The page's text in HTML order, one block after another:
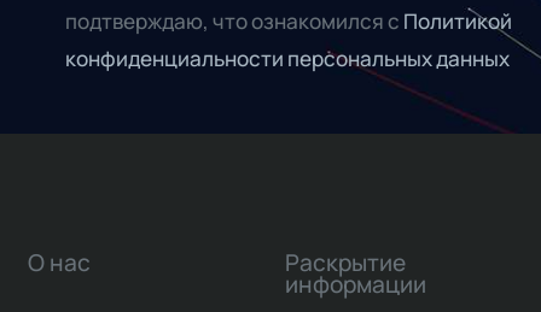
подтверждаю, что ознакомился с Политикой
конфиденциальности персональных данных
О нас Раскрытие
информации